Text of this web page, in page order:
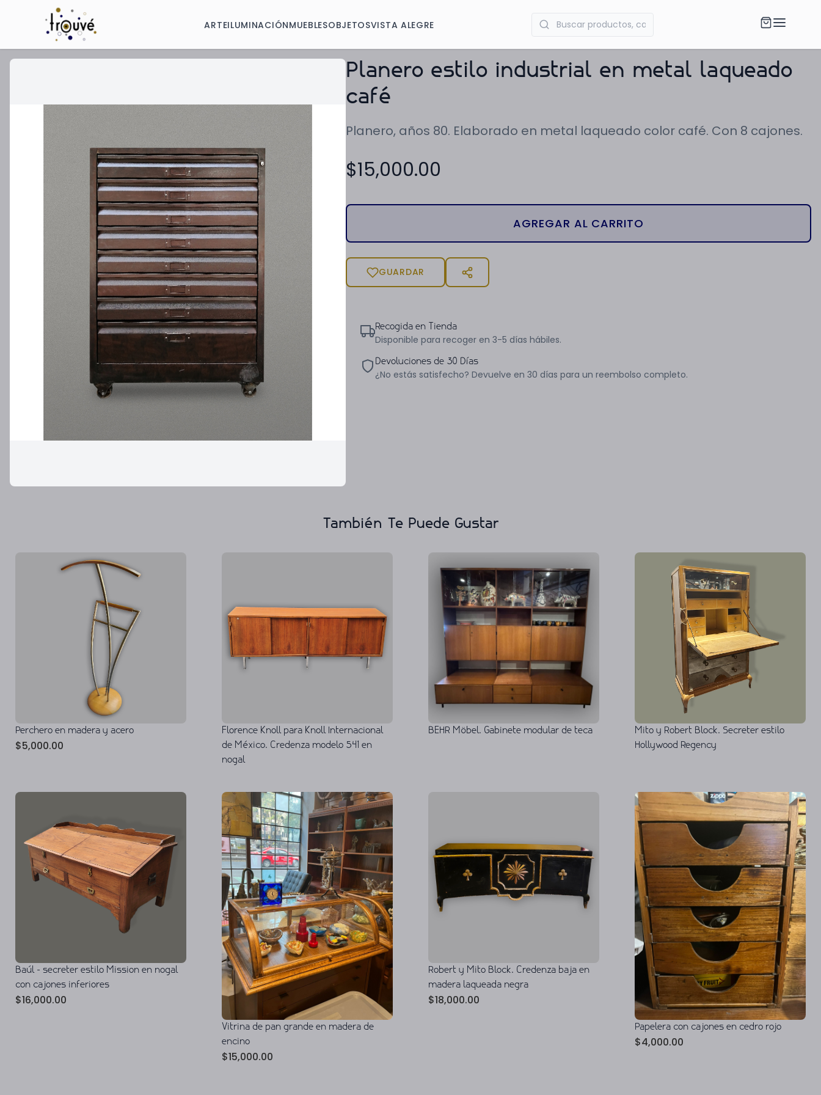
ARTEILUMINACIÓNMUEBLESOBJETOSVISTA ALEGRE
Planero estilo industrial en metal laqueado
café
Planero, años 80. Elaborado en metal laqueado color café. Con 8 cajones.
$15,000.00
AGREGAR AL CARRITO
GUARDAR
Recogida en Tienda
Disponible para recoger en 3-5 días hábiles.
Devoluciones de 30 Días
¿No estás satisfecho? Devuelve en 30 días para un reembolso completo.
También Te Puede Gustar
Perchero en madera y acero
$5,000.00
Florence Knoll para Knoll Internacional
de México. Credenza modelo 541 en
nogal
BEHR Möbel. Gabinete modular de teca
Mito y Robert Block. Secreter estilo
Hollywood Regency
Baúl - secreter estilo Mission en nogal
con cajones inferiores
$16,000.00
Vitrina de pan grande en madera de
encino
$15,000.00
Robert y Mito Block. Credenza baja en
madera laqueada negra
$18,000.00
Papelera con cajones en cedro rojo
$4,000.00